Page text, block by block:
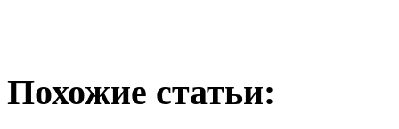
Похожие статьи: